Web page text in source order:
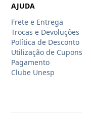
AJUDA
Frete e Entrega
Trocas e Devoluções
Política de Desconto
Utilização de Cupons
Pagamento
Clube Unesp